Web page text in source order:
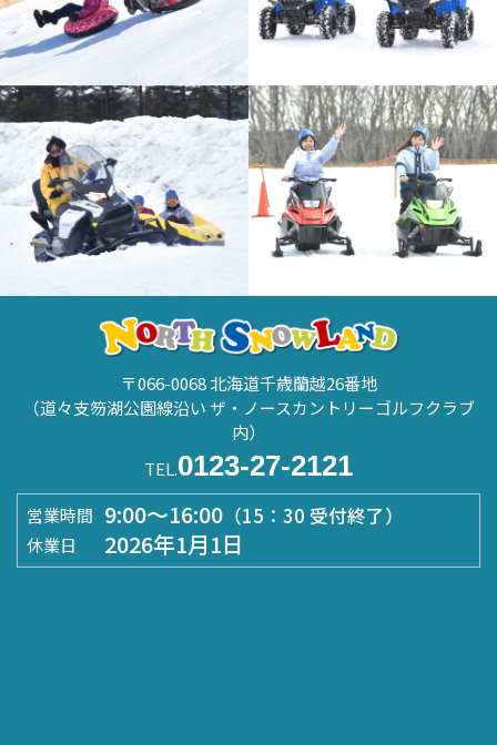
〒066-0068 北海道千歳蘭越26番地
（道々支笏湖公園線沿い ザ・ノースカントリーゴルフクラブ
内）
TEL.0123-27-2121
営業時間 9:00～16:00 （15：30 受付終了）
休業日 2026年1月1日